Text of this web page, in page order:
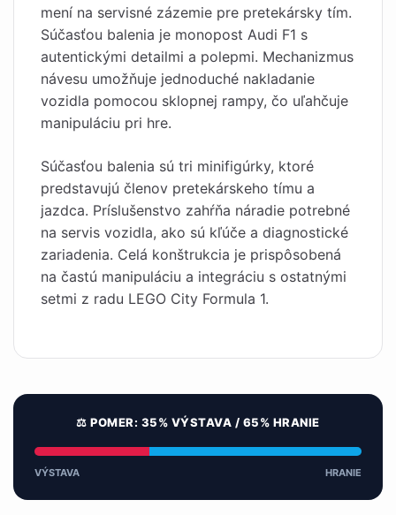
mení na servisné zázemie pre pretekársky tím.
Súčasťou balenia je monopost Audi F1 s
autentickými detailmi a polepmi. Mechanizmus
návesu umožňuje jednoduché nakladanie
vozidla pomocou sklopnej rampy, čo uľahčuje
manipuláciu pri hre.
Súčasťou balenia sú tri minifigúrky, ktoré
predstavujú členov pretekárskeho tímu a
jazdca. Príslušenstvo zahŕňa náradie potrebné
na servis vozidla, ako sú kľúče a diagnostické
zariadenia. Celá konštrukcia je prispôsobená
na častú manipuláciu a integráciu s ostatnými
setmi z radu LEGO City Formula 1.
⚖️ POMER: 35% VÝSTAVA / 65% HRANIE
VÝSTAVA HRANIE